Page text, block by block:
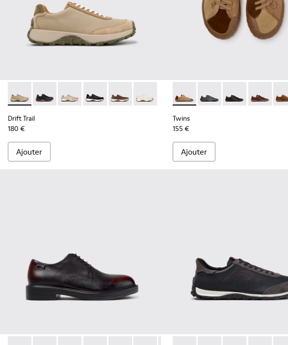
Drift Trail - K100928-026 - Baskets en cuir et nubuck multicolores pour homme.
Drift Trail - K100928-025 - Baskets noires en cuir et nubuck pour
Drift Trail - K100928-023
Drift Trail - K100928-021
Drift Trail - K100928-020
Drift Trail - K100928-001
Drift Trail
180 €
Ajouter
Twins - K101114-014 -
Twins - K101114-013 -
Twins - K101114-
Twins -
Twins
155 €
Ajouter